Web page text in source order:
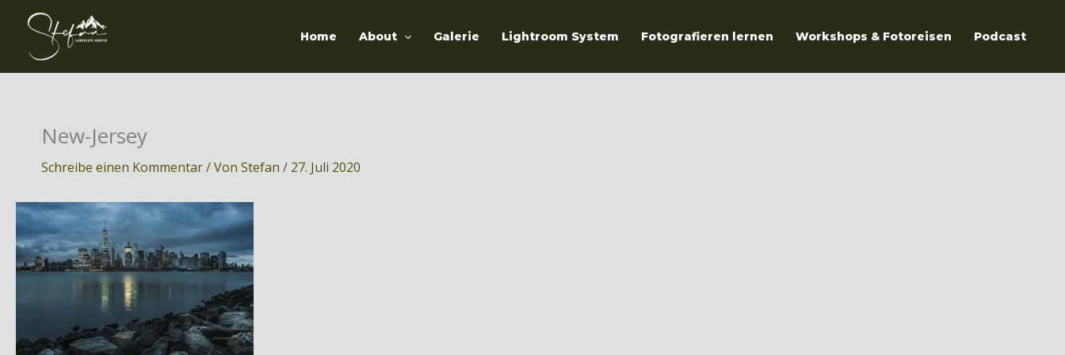
Inhalt
springen
Home About Galerie Lightroom System Fotografieren lernen Workshops & Fotoreisen Podcast
New-Jersey
Schreibe einen Kommentar/ Von Stefan / 27. Juli 2020